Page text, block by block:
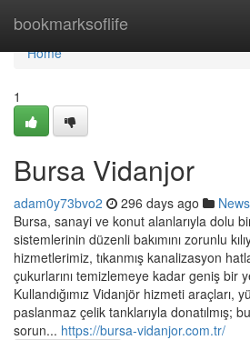
bookmarksoflife
Home
Home
1
Bursa Vidanjor
adam0y73bvo2 296 days ago News
Bursa, sanayi ve konut alanlarıyla dolu
sistemlerinin düzenli bakımını zorunlu
hizmetlerimiz, tıkanmış kanalizasyon
çukurlarını temizlemeye kadar geniş bir
Kullandığımız Vidanjör hizmeti araçları,
paslanmaz çelik tanklarıyla donatılmış;
sorun... https://bursa-vidanjor.com.tr/